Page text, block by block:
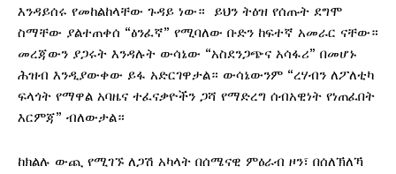
እንዳይሰሩ የመከልከላቸው ጉዳይ ነው። ይህን ትዕዝ የሰጡት ደግሞ
ስማቸው ያልተጠቀሰ “ፅንፈኛ” የሚባለው ቡድን ከፍተኛ አመራር ናቸው።
መረጃውን ያጋሩት እንዳሉት ውሳኔው “አስደንጋጭና አሳፋሪ” በመሆኑ
ሕዝብ እንዲያውቀው ይፋ አድርገዋታል። ውሳኔውንም “ረሃብን ለፖለቲካ
ፍላጎት የማዋል አባዜና ተፈናቃዮችን ጋሻ የማድረግ ሰብአዊነት የነጠፈበት
እርምጃ” ብለውታል።
ከክልሉ ውጪ የሚገኙ ለጋሽ አካላት በሰሜናዊ ምዕራብ ዞን፣ በሰለኽለኻ